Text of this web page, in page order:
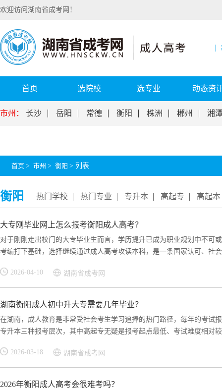
欢迎访问湖南省成考网！
首页 选院校 选专业 动态资
市州： 长沙 岳阳 常德 衡阳 株洲 郴州 湘
首页 > 市州 > 衡阳 > 列表
衡阳 热门学校 热门专业 专升本 高起专 高起本
大专刚毕业网上怎么报考衡阳成人高考？
对于刚刚走出校门的大专毕业生而言，学历提升已成为职业规划中不可
考编打下基础，选择继续通过成人高考攻读本科，是一条国家认可、社
2026-04-10 湖南省成考网
湖南衡阳成人初中升大专需要几年毕业？
在湖南，成人教育是非常受社会考生学习追捧的热门路径，每年的考试
专升本三种报考层次，其中高起专无疑是报考起点最低、考试难度相对
2026-03-18 湖南省成考网
2026年衡阳成人高考会很难考吗？